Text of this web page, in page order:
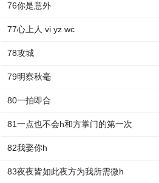
76你是意外
77心上人 vi yz wc
78攻城
79明察秋毫
80一拍即合
81一点也不会h和方掌门的第一次
82我娶你h
83夜夜皆如此夜方为我所需微h